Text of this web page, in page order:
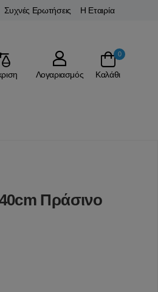
Συχνές Ερωτήσεις Η Εταιρία
Λογαριασμός
0
Καλάθι
Πράσινο